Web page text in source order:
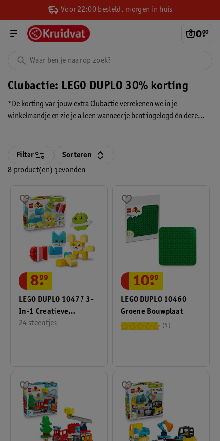
Voor 22:00 besteld, morgen in huis
0.
00
Clubactie: LEGO DUPLO 30% korting
*De korting van jouw extra Clubactie verrekenen we in je
winkelmandje en zie je alleen wanneer je bent ingelogd én deze
8 product(en) gevonden
Filter Sorteren
LEGO DUPLO 10477 3-
In-1 Creatieve
Huisdieren
24 steentjes
8.
99
LEGO DUPLO 10460
Groene Bouwplaat
10.
99
6